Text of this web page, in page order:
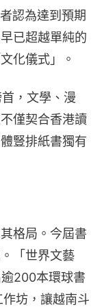
認為達到預期
已超越單純的
化儀式」。
，文學、漫
僅契合香港讀
豎排紙書獨有
格局。今屆書
「世界文藝
200本環球書
坊，讓越南斗